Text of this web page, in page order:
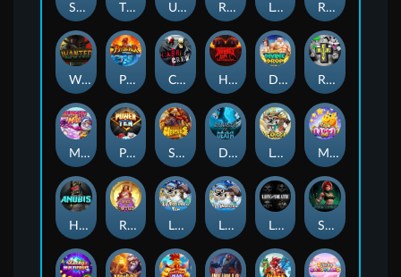
STORMBORN THE WILDWOOD CURSE Ultimate Slot of America Reign of Rome Le Bandit Rad Maxx
Wanted Dead or a Wild Phoenix Cash Crew Hounds Of Hell Divine Drop RIP City
Munchy Milo Power of 10 Strength Of Hercules Dynasty of Death Le Digger Magic Piggy OG
Hand of Anubis Rise of Fortuna LE FOOTBALL FAN LE HOOLIGAN Life and Death Shadow Treasure